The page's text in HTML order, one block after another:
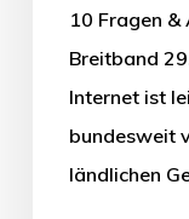
10 Fragen
Breitband
Internet ist
bundesweit
ländlichen